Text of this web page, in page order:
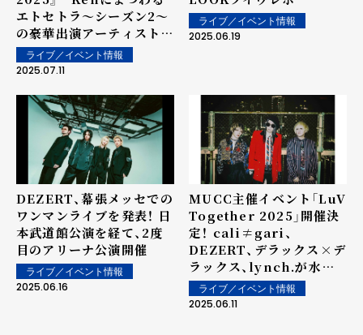
エトセトラ～シーズン2～
の豪華出演アーティストを
一挙発表！
ライブ／イベント情報
2025.07.11
ライブ／イベント情報
2025.06.19
DEZERT、幕張メッセでの
ワンマンライブを発表！ 日
本武道館公演を経て、2度
目のアリーナ公演開催
ライブ／イベント情報
2025.06.16
MUCC主催イベント「LuV
Together 2025」開催決
定！ cali≠gari、
DEZERT、デラックス×デ
ラックス、lynch.が水戸
に集結！！
ライブ／イベント情報
2025.06.11